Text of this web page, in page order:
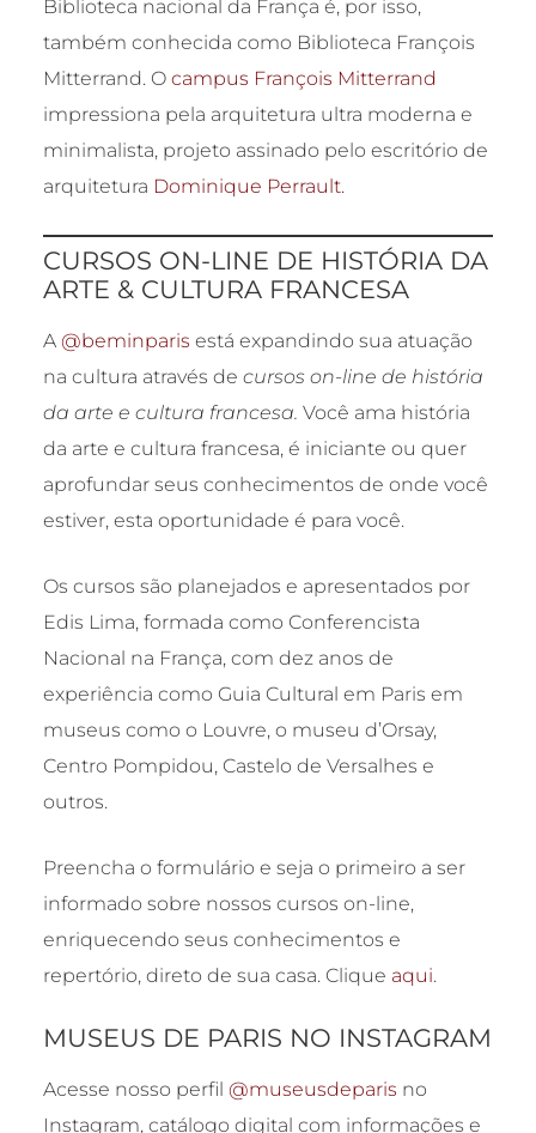
Biblioteca nacional da França é, por isso,
também conhecida como Biblioteca François
Mitterrand. O campus François Mitterrand
impressiona pela arquitetura ultra moderna e
minimalista, projeto assinado pelo escritório de
arquitetura Dominique Perrault.
CURSOS ON-LINE DE HISTÓRIA DA
ARTE & CULTURA FRANCESA
A @beminparis está expandindo sua atuação
na cultura através de cursos on-line de história
da arte e cultura francesa. Você ama história
da arte e cultura francesa, é iniciante ou quer
aprofundar seus conhecimentos de onde você
estiver, esta oportunidade é para você.
Os cursos são planejados e apresentados por
Edis Lima, formada como Conferencista
Nacional na França, com dez anos de
experiência como Guia Cultural em Paris em
museus como o Louvre, o museu d’Orsay,
Centro Pompidou, Castelo de Versalhes e
outros.
Preencha o formulário e seja o primeiro a ser
informado sobre nossos cursos on-line,
enriquecendo seus conhecimentos e
repertório, direto de sua casa. Clique aqui.
MUSEUS DE PARIS NO INSTAGRAM
Acesse nosso perfil @museusdeparis no
Instagram, catálogo digital com informações e